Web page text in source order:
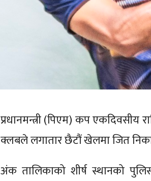
प्रधानमन्त्री (पिएम) कप एकदिवसीय
क्लबले लगातार छैटौं खेलमा जित
अंक तालिकाको शीर्ष स्थानको